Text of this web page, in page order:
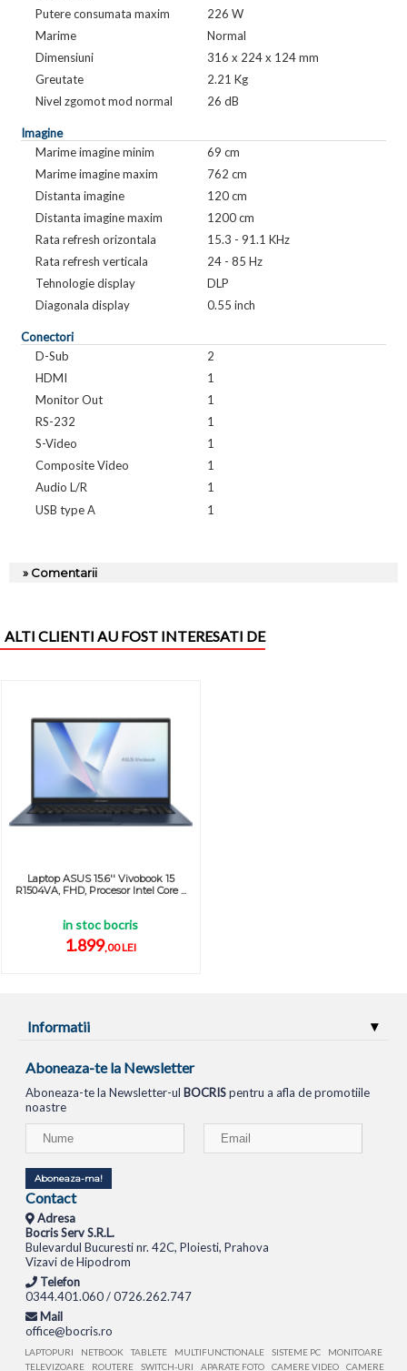
Putere consumata maxim
226 W
Marime
Normal
Dimensiuni
316 x 224 x 124 mm
Greutate
2.21 Kg
Nivel zgomot mod normal
26 dB
Imagine
Marime imagine minim
69 cm
Marime imagine maxim
762 cm
Distanta imagine
120 cm
Distanta imagine maxim
1200 cm
Rata refresh orizontala
15.3 - 91.1 KHz
Rata refresh verticala
24 - 85 Hz
Tehnologie display
DLP
Diagonala display
0.55 inch
Conectori
D-Sub
2
HDMI
1
Monitor Out
1
RS-232
1
S-Video
1
Composite Video
1
Audio L/R
1
USB type A
1
» Comentarii
ALTI CLIENTI AU FOST INTERESATI DE
Laptop ASUS 15.6'' Vivobook 15
R1504VA, FHD, Procesor Intel Core ...
in stoc bocris
1.899,00 LEI
Informatii
Aboneaza-te la Newsletter
Aboneaza-te la Newsletter-ul BOCRISpentru a afla de promotiile
noastre
Aboneaza-ma!
Contact
Adresa
Bocris Serv S.R.L.
Bulevardul Bucuresti nr. 42C, Ploiesti, Prahova
Vizavi de Hipodrom
Telefon
0344.401.060 / 0726.262.747
Mail
office@bocris.ro
LAPTOPURI NETBOOK TABLETE MULTIFUNCTIONALE SISTEME PC
MONITOARE
TELEVIZOARE
ROUTERE SWITCH-URI APARATE FOTO CAMERE VIDEO CAMERE